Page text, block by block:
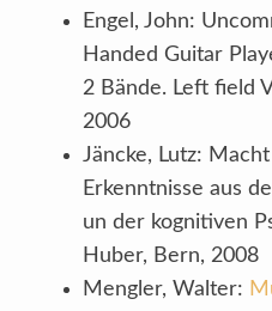
Engel, John:
Handed Guitar
2 Bände. Left field
2006
Jäncke, Lutz:
Erkenntnisse aus
un der kognitiven
Huber, Bern, 2008
Mengler, Walter: